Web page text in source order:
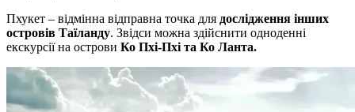
Пхукет – відмінна відправна точка для дослідження інших
островів Таїланду. Звідси можна здійснити одноденні
екскурсії на острови Ко Пхі-Пхі та Ко Ланта.